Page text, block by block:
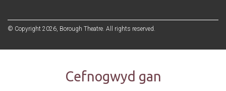
© Copyright 2026, Borough Theatre. All rights reserved.
Cefnogwyd gan